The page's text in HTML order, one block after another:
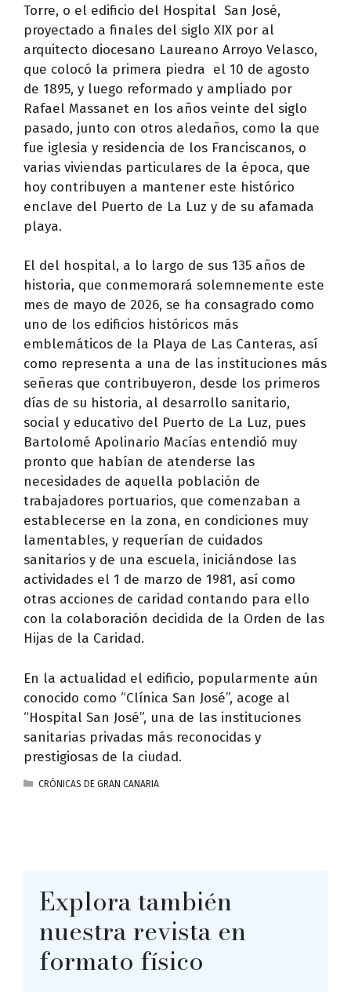
Torre, o el edificio del Hospital San José,
proyectado a finales del siglo XIX por al
arquitecto diocesano Laureano Arroyo Velasco,
que colocó la primera piedra el 10 de agosto
de 1895, y luego reformado y ampliado por
Rafael Massanet en los años veinte del siglo
pasado, junto con otros aledaños, como la que
fue iglesia y residencia de los Franciscanos, o
varias viviendas particulares de la época, que
hoy contribuyen a mantener este histórico
enclave del Puerto de La Luz y de su afamada
playa.
El del hospital, a lo largo de sus 135 años de
historia, que conmemorará solemnemente este
mes de mayo de 2026, se ha consagrado como
uno de los edificios históricos más
emblemáticos de la Playa de Las Canteras, así
como representa a una de las instituciones más
señeras que contribuyeron, desde los primeros
días de su historia, al desarrollo sanitario,
social y educativo del Puerto de La Luz, pues
Bartolomé Apolinario Macías entendió muy
pronto que habían de atenderse las
necesidades de aquella población de
trabajadores portuarios, que comenzaban a
establecerse en la zona, en condiciones muy
lamentables, y requerían de cuidados
sanitarios y de una escuela, iniciándose las
actividades el 1 de marzo de 1981, así como
otras acciones de caridad contando para ello
con la colaboración decidida de la Orden de las
Hijas de la Caridad.
En la actualidad el edificio, popularmente aún
conocido como “Clínica San José”, acoge al
“Hospital San José”, una de las instituciones
sanitarias privadas más reconocidas y
prestigiosas de la ciudad.
CATEGORÍAS
CRÓNICAS DE GRAN CANARIA
Explora también
nuestra revista en
formato físico